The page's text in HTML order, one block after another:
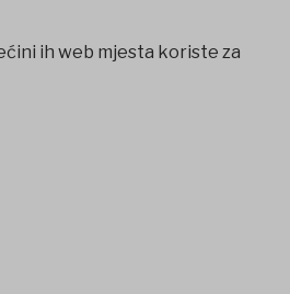
ih web mjesta koriste za